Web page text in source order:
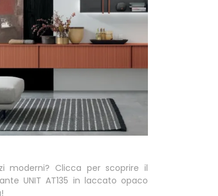
moderni? Clicca per scoprire il
UNIT AT135 in laccato opaco